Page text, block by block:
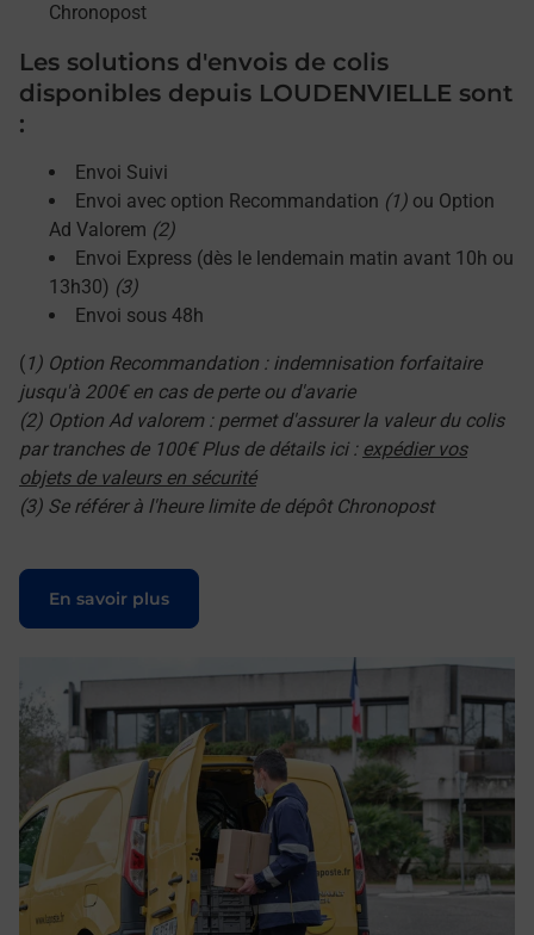
Chronopost
Les solutions d'envois de colis
disponibles depuis LOUDENVIELLE sont
:
Envoi Suivi
Envoi avec option Recommandation (1) ou Option
Ad Valorem (2)
Envoi Express (dès le lendemain matin avant 10h ou
13h30) (3)
Envoi sous 48h
( 1) Option Recommandation : indemnisation forfaitaire
jusqu'à 200€ en cas de perte ou d'avarie
(2) Option Ad valorem : permet d'assurer la valeur du colis
par tranches de 100€ Plus de détails ici : expédier vos
objets de valeurs en sécurité
(3) Se référer à l'heure limite de dépôt Chronopost
En savoir plus
Le lien s'ouvre dans un nouvel onglet